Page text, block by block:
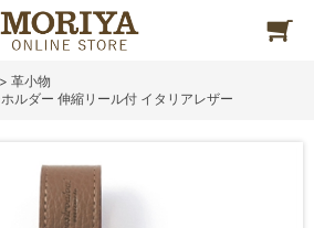
> 革小物
ルダー 伸縮リール付 イタリアレザー